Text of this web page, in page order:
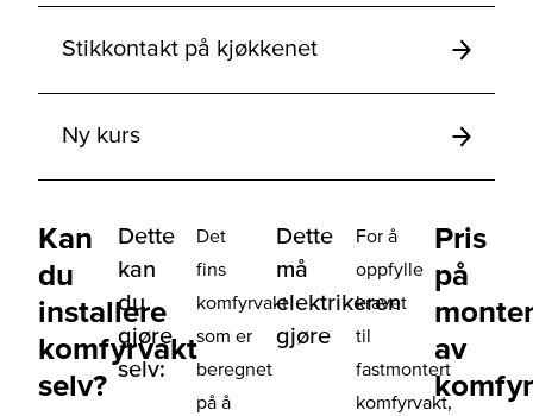
Stikkontakt på kjøkkenet
Ny kurs
Kan
du
installere
komfyrvakt
selv?
Dette
kan
du
gjøre
selv:
Det
fins
komfyrvakt
som er
beregnet
på å
Dette
må
elektrikeren
gjøre
For å
oppfylle
kravet
til
fastmontert
komfyrvakt,
Pris
på
av